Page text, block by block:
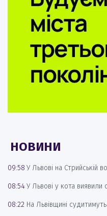
НОВИНИ
09:58 У Львові на Стрийській
08:54У Львові у кота виявили
08:22 На Львівщині